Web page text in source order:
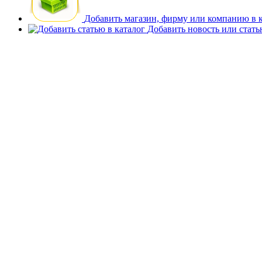
Добавить магазин, фирму или компанию в
Добавить новость или